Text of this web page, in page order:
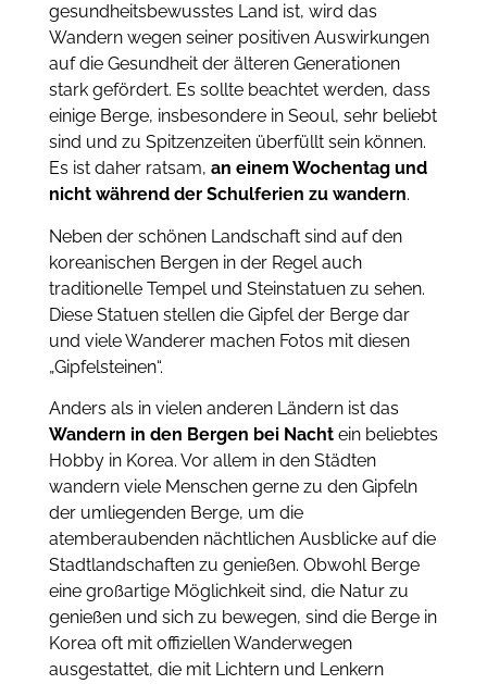
gesundheitsbewusstes Land ist, wird das
Wandern wegen seiner positiven Auswirkungen
auf die Gesundheit der älteren Generationen
stark gefördert. Es sollte beachtet werden, dass
einige Berge, insbesondere in Seoul, sehr beliebt
sind und zu Spitzenzeiten überfüllt sein können.
Es ist daher ratsam, an einem Wochentag und
nicht während der Schulferien zu wandern.
Neben der schönen Landschaft sind auf den
koreanischen Bergen in der Regel auch
traditionelle Tempel und Steinstatuen zu sehen.
Diese Statuen stellen die Gipfel der Berge dar
und viele Wanderer machen Fotos mit diesen
„Gipfelsteinen“.
Anders als in vielen anderen Ländern ist das
Wandern in den Bergen bei Nachtein beliebtes
Hobby in Korea. Vor allem in den Städten
wandern viele Menschen gerne zu den Gipfeln
der umliegenden Berge, um die
atemberaubenden nächtlichen Ausblicke auf die
Stadtlandschaften zu genießen. Obwohl Berge
eine großartige Möglichkeit sind, die Natur zu
genießen und sich zu bewegen, sind die Berge in
Korea oft mit offiziellen Wanderwegen
ausgestattet, die mit Lichtern und Lenkern